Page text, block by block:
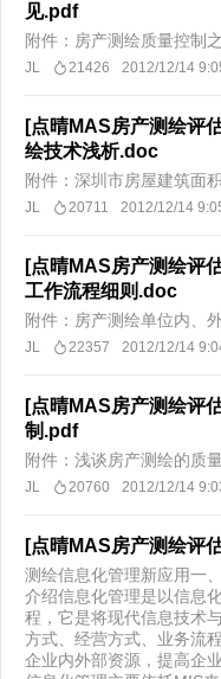
见.pdf
附件：房产测绘质量控制
JL 21426 2012/12/14
[点晴MAS房产测绘评
绘技术浅析.doc
附件：深圳市房屋建筑面
JL 20711 2012/12/14
[点晴MAS房产测绘评
工作流程细则.doc
附件：房产测绘单位内、
JL 22357 2012/12/14
[点晴MAS房产测绘评
制.pdf
附件：浅谈房产测绘的质
JL 20760 2012/12/14
[点晴MAS房产测绘评
测绘信息化管理新应用一
介绍信息化管理是以信息
程，它是将现代信息技术
方式、经营方式、业务流
企业内外部资源，提高企